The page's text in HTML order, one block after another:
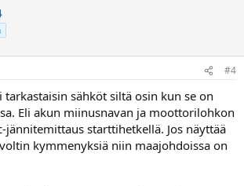
#4
sähköt siltä osin kun se on
Eli akun miinusnavan ja moottorilohkon
jännitemittaus starttihetkellä. Jos näyttää
kymmenyksiä niin maajohdoissa on